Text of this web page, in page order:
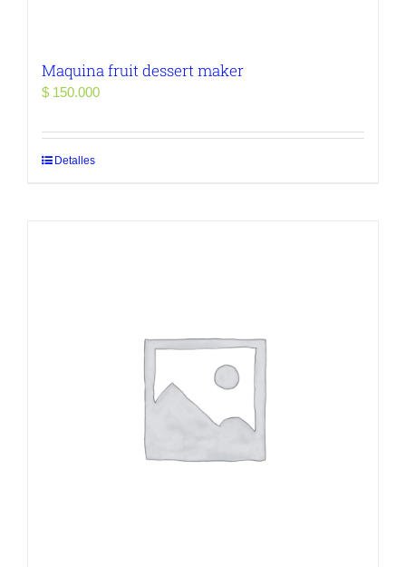
Maquina fruit dessert maker
$ 150.000
Detalles